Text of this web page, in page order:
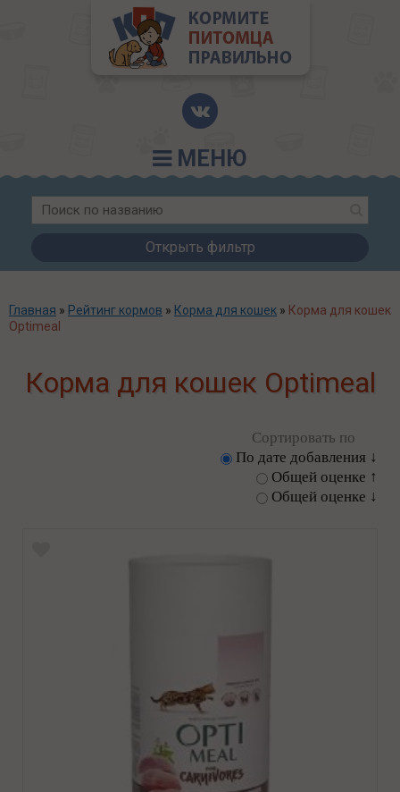
МЕНЮ
Открыть фильтр
Главная » Рейтинг кормов » Корма для кошек » Корма для кошек
Optimeal
Корма для кошек Optimeal
Сортировать по
По дате добавления ↓
Общей оценке ↑
Общей оценке ↓